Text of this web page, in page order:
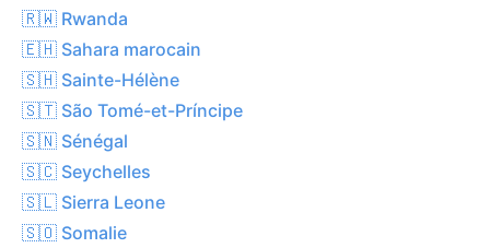
🇷🇼 Rwanda
🇪🇭 Sahara marocain
🇸🇭 Sainte-Hélène
🇸🇹 São Tomé-et-Príncipe
🇸🇳 Sénégal
🇸🇨 Seychelles
🇸🇱 Sierra Leone
🇸🇴 Somalie